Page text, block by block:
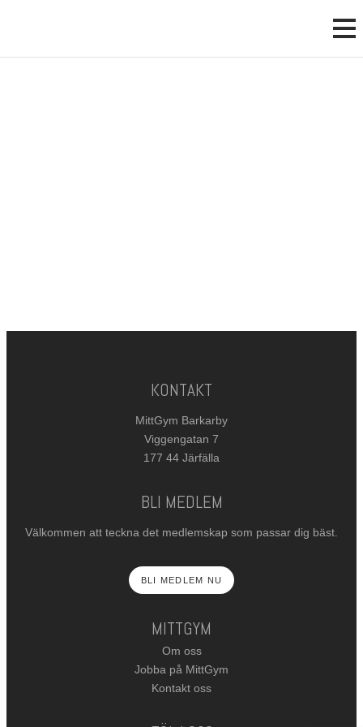
KONTAKT
MittGym Barkarby
Viggengatan 7
177 44 Järfälla
BLI MEDLEM
Välkommen att teckna det medlemskap som passar dig bäst.
BLI MEDLEM NU
MITTGYM
Om oss
Jobba på MittGym
Kontakt oss